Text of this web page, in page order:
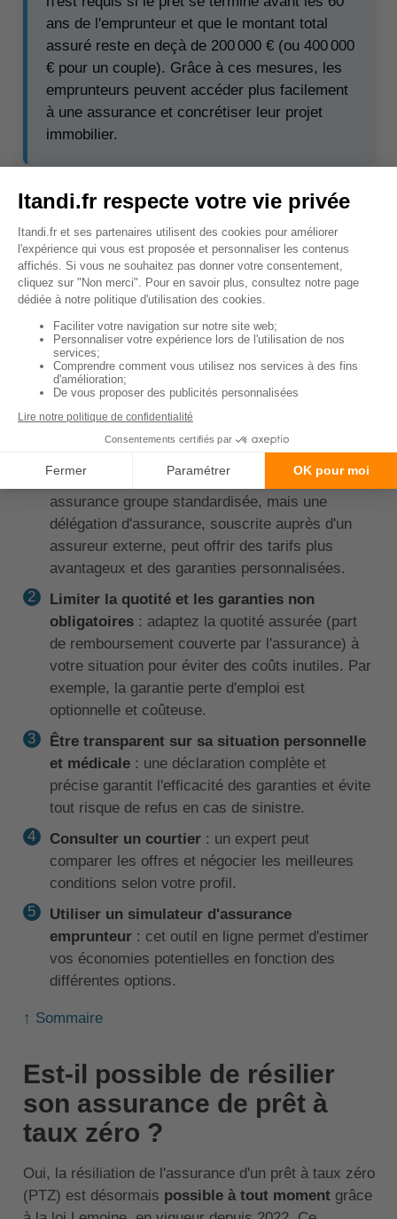
ans de l'emprunteur et que le montant total
assuré reste en deçà de 200 000 € (ou 400 000
€ pour un couple). Grâce à ces mesures, les
emprunteurs peuvent accéder plus facilement
à une assurance et concrétiser leur projet
immobilier.
↑ Sommaire
Comment bien choisir son
assurance de prêt à taux
zéro ?
Le choix d'une assurance pour un prêt à taux zéro
(PTZ) peut avoir unimpact significatif sur vos
finances. Voici les étapes clés pour sélectionner
l'offre la plus adaptée à vos besoins :
Comparer l'assurance groupe et la délégation
d'assurance
: les banques proposent une
assurance groupe standardisée, mais une
délégation d'assurance, souscrite auprès d'un
assureur externe, peut offrir des tarifs plus
avantageux et des garanties personnalisées.
Limiter la quotité et les garanties non
obligatoires: adaptez la quotité assurée (part
de remboursement couverte par l'assurance) à
votre situation pour éviter des coûts inutiles. Par
exemple, la garantie perte d'emploi est
optionnelle et coûteuse.
Être transparent sur sa situation personnelle
et médicale: une déclaration complète et
précise garantit l'efficacité des garanties et évite
tout risque de refus en cas de sinistre.
Consulter un courtier: un expert peut
comparer les offres et négocier les meilleures
conditions selon votre profil.
Utiliser un simulateur d'assurance
emprunteur: cet outil en ligne permet d'estimer
vos économies potentielles en fonction des
différentes options.
↑ Sommaire
Est-il possible de résilier
son assurance de prêt à
taux zéro ?
Oui, la résiliation de l'assurance d'un prêt à taux zéro
(PTZ) est désormais possible à tout momentgrâce